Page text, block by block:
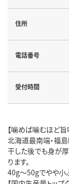
住所
電話番号
受付時間
【噛めば噛むほど旨
北海道最南端・福
干した後でも身が
ります。
40g～50gでやや小